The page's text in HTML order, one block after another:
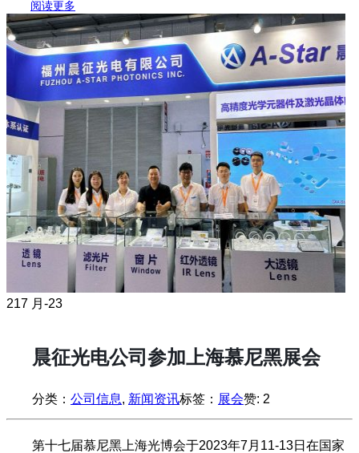
阅读更多
217 月-23
晨征光电公司参加上海慕尼黑展会
分类： 公司信息, 新闻资讯标签： 展会赞: 2
第十七届慕尼黑上海光博会于2023年7月11-13日在国家